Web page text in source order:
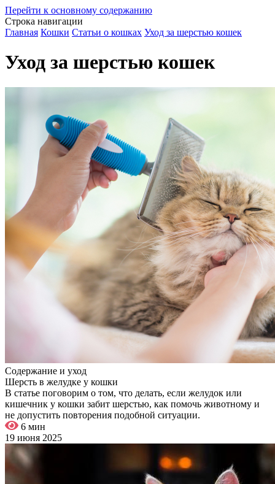
Перейти к основному содержанию
Строка навигации
Главная Кошки Статьи о кошках Уход за шерстью кошек
Уход за шерстью кошек
Содержание и уход
Шерсть в желудке у кошки
В статье поговорим о том, что делать, если желудок или
кишечник у кошки забит шерстью, как помочь животному и
не допустить повторения подобной ситуации.
6 мин
19 июня 2025